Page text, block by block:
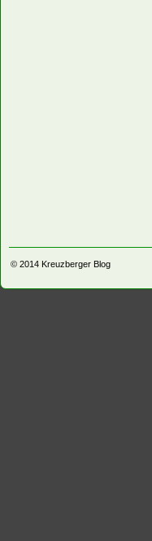
© 2014 Kreuzberger Blog